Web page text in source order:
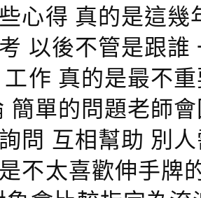
心得 真的是這
以後不管是跟
作 真的是最不
簡單的問題老師
問 互相幫助 別
不太喜歡伸手牌